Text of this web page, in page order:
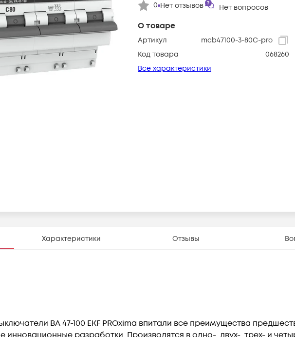
О товаре
Артикул
mcb47100-3-80C-pro
Код товара
068260
Все характеристики
0 Нет отзывов Нет вопросов
Характеристики Отзывы
ВА 47-100 EKF PROxima впитали все преимущества